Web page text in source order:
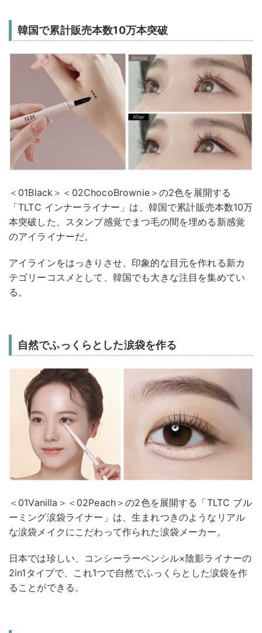
韓国で累計販売本数10万本突破
＜01Black＞＜02ChocoBrownie＞の2色を展開する
「TLTC インナーライナー」は、韓国で累計販売本数10万
本突破した、スタンプ感覚でまつ毛の間を埋める新感覚
のアイライナーだ。
アイラインをはっきりさせ、印象的な目元を作れる新カ
テゴリーコスメとして、韓国でも大きな注目を集めてい
る。
自然でふっくらとした涙袋を作る
＜01Vanilla＞＜02Peach＞の2色を展開する「TLTC ブル
ーミング涙袋ライナー」は、生まれつきのようなリアル
な涙袋メイクにこだわって作られた涙袋メーカー。
日本では珍しい、コンシーラーペンシル×陰影ライナーの
2in1タイプで、これ1つで自然でふっくらとした涙袋を作
ることができる。